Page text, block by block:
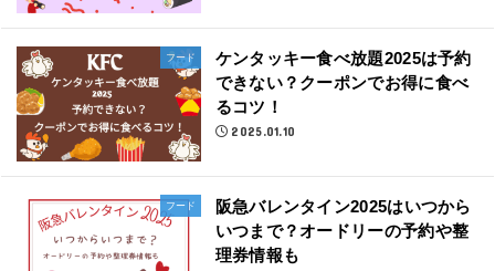
フード
ケンタッキー食べ放題2025は予約
できない？クーポンでお得に食べ
るコツ！
2025.01.10
フード
阪急バレンタイン2025はいつから
いつまで？オードリーの予約や整
理券情報も